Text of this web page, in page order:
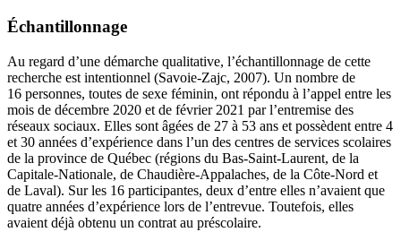
Échantillonnage
Au regard d’une démarche qualitative, l’échantillonnage de cette
recherche est intentionnel (Savoie-Zajc, 2007). Un nombre de
16 personnes, toutes de sexe féminin, ont répondu à l’appel entre les
mois de décembre 2020 et de février 2021 par l’entremise des
réseaux sociaux. Elles sont âgées de 27 à 53 ans et possèdent entre 4
et 30 années d’expérience dans l’un des centres de services scolaires
de la province de Québec (régions du Bas-Saint-Laurent, de la
Capitale-Nationale, de Chaudière-Appalaches, de la Côte-Nord et
de Laval). Sur les 16 participantes, deux d’entre elles n’avaient que
quatre années d’expérience lors de l’entrevue. Toutefois, elles
avaient déjà obtenu un contrat au préscolaire.